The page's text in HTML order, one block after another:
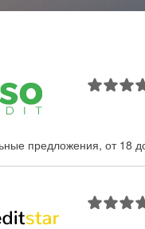
предложения, от 18